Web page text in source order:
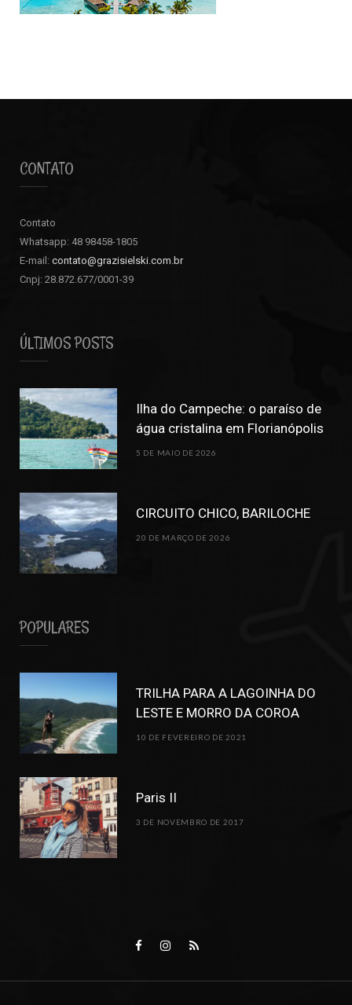
CONTATO
Contato
Whatsapp: 48 98458-1805
E-mail: contato@grazisielski.com.br
Cnpj: 28.872.677/0001-39
ÚLTIMOS POSTS
Ilha do Campeche: o paraíso de
água cristalina em Florianópolis
5 DE MAIO DE 2026
CIRCUITO CHICO, BARILOCHE
20 DE MARÇO DE 2026
POPULARES
TRILHA PARA A LAGOINHA DO
LESTE E MORRO DA COROA
10 DE FEVEREIRO DE 2021
Paris II
3 DE NOVEMBRO DE 2017